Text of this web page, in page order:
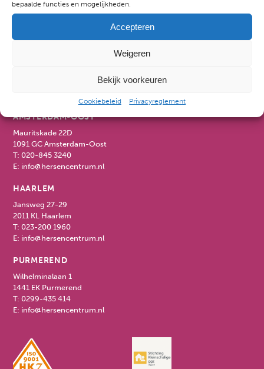
bepaalde functies en mogelijkheden.
Accepteren
Weigeren
Bekijk voorkeuren
Cookiebeleid Privacyreglement
T:072-520 1489
AMSTERDAM-OOST
Mauritskade 22D
1091 GC Amsterdam-Oost
T:020-845 3240
E: info@hersencentrum.nl
HAARLEM
Jansweg 27-29
2011 KL Haarlem
T:023-200 1960
E: info@hersencentrum.nl
PURMEREND
Wilhelminalaan 1
1441 EK Purmerend
T:0299-435 414
E: info@hersencentrum.nl